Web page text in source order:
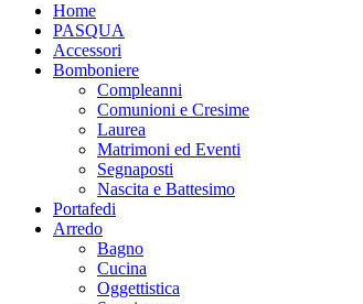
Home
PASQUA
Accessori
Bomboniere
Compleanni
Comunioni e Cresime
Laurea
Matrimoni ed Eventi
Segnaposti
Nascita e Battesimo
Portafedi
Arredo
Bagno
Cucina
Oggettistica